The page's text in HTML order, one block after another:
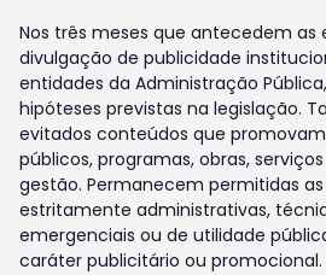
Nos três meses que antecedem as
divulgação de publicidade
entidades da Administração
hipóteses previstas na legislação.
evitados conteúdos que
públicos, programas, obras,
gestão. Permanecem permitidas
estritamente administrativas,
emergenciais ou de utilidade
caráter publicitário ou promocional.